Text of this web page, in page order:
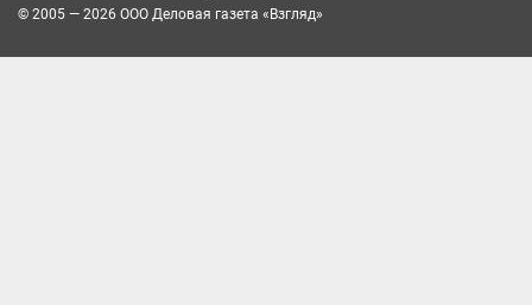
© 2005 — 2026 ООО Деловая газета «Взгляд»